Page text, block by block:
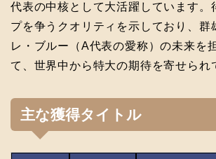
代表の中核として大活躍しています。
プを争うクオリティを示しており、群
レ・ブルー（A代表の愛称）の未来を
て、世界中から特大の期待を寄せられ
主な獲得タイトル